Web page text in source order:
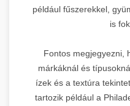
például fűszerekkel,
is
Fontos megjegyezni,
márkáknál és
ízek és a textúra
tartozik például a